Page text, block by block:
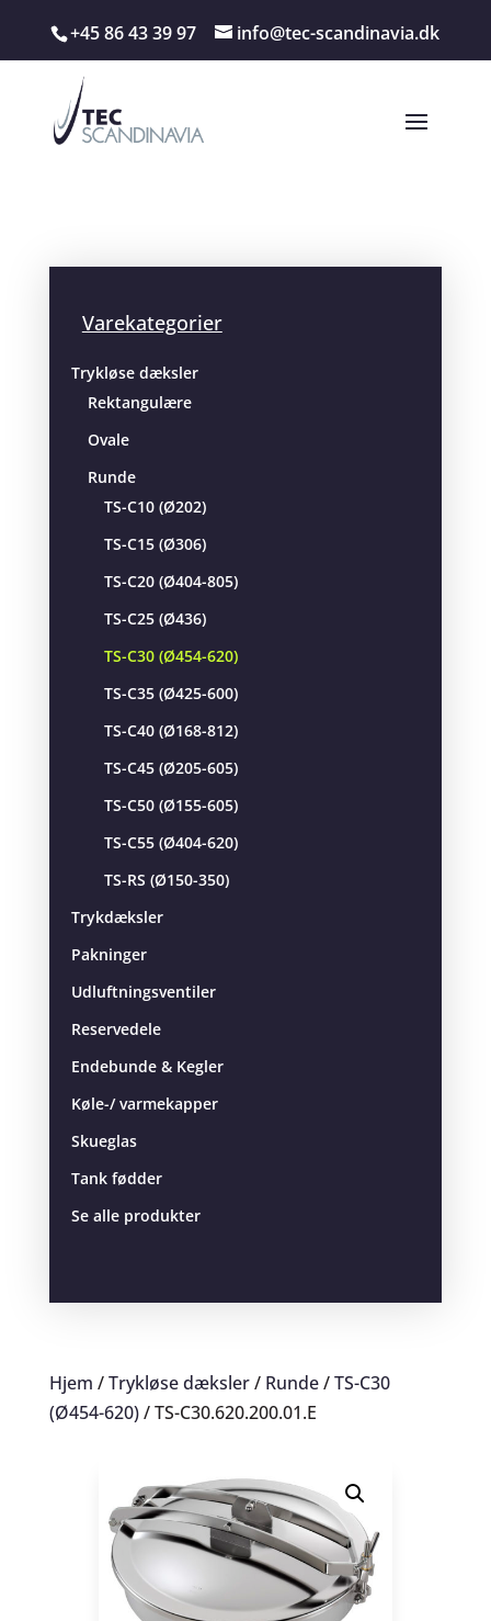
+45 86 43 39 97 info@tec-scandinavia.dk
Varekategorier
Trykløse dæksler
Rektangulære
Ovale
Runde
TS-C10 (Ø202)
TS-C15 (Ø306)
TS-C20 (Ø404-805)
TS-C25 (Ø436)
TS-C30 (Ø454-620)
TS-C35 (Ø425-600)
TS-C40 (Ø168-812)
TS-C45 (Ø205-605)
TS-C50 (Ø155-605)
TS-C55 (Ø404-620)
TS-RS (Ø150-350)
Trykdæksler
Pakninger
Udluftningsventiler
Reservedele
Endebunde & Kegler
Køle-/ varmekapper
Skueglas
Tank fødder
Se alle produkter
Hjem /Trykløse dæksler/ Runde/TS-C30
(Ø454-620)/ TS-C30.620.200.01.E